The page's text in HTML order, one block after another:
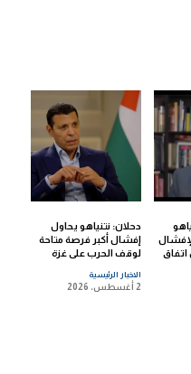
اتفاق
دحلان: نتنياهو يحاول
إفشال أكبر فرصة متاحة
لوقف الحرب على غزة
الاخبار الرئيسية
2 أغسطس، 2026